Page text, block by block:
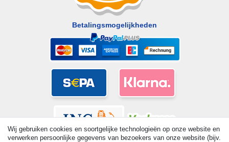
Betalingsmogelijkheden
Wij gebruiken cookies en soortgelijke technologieën op onze website en
verwerken persoonlijke gegevens van bezoekers van onze website (bijv.